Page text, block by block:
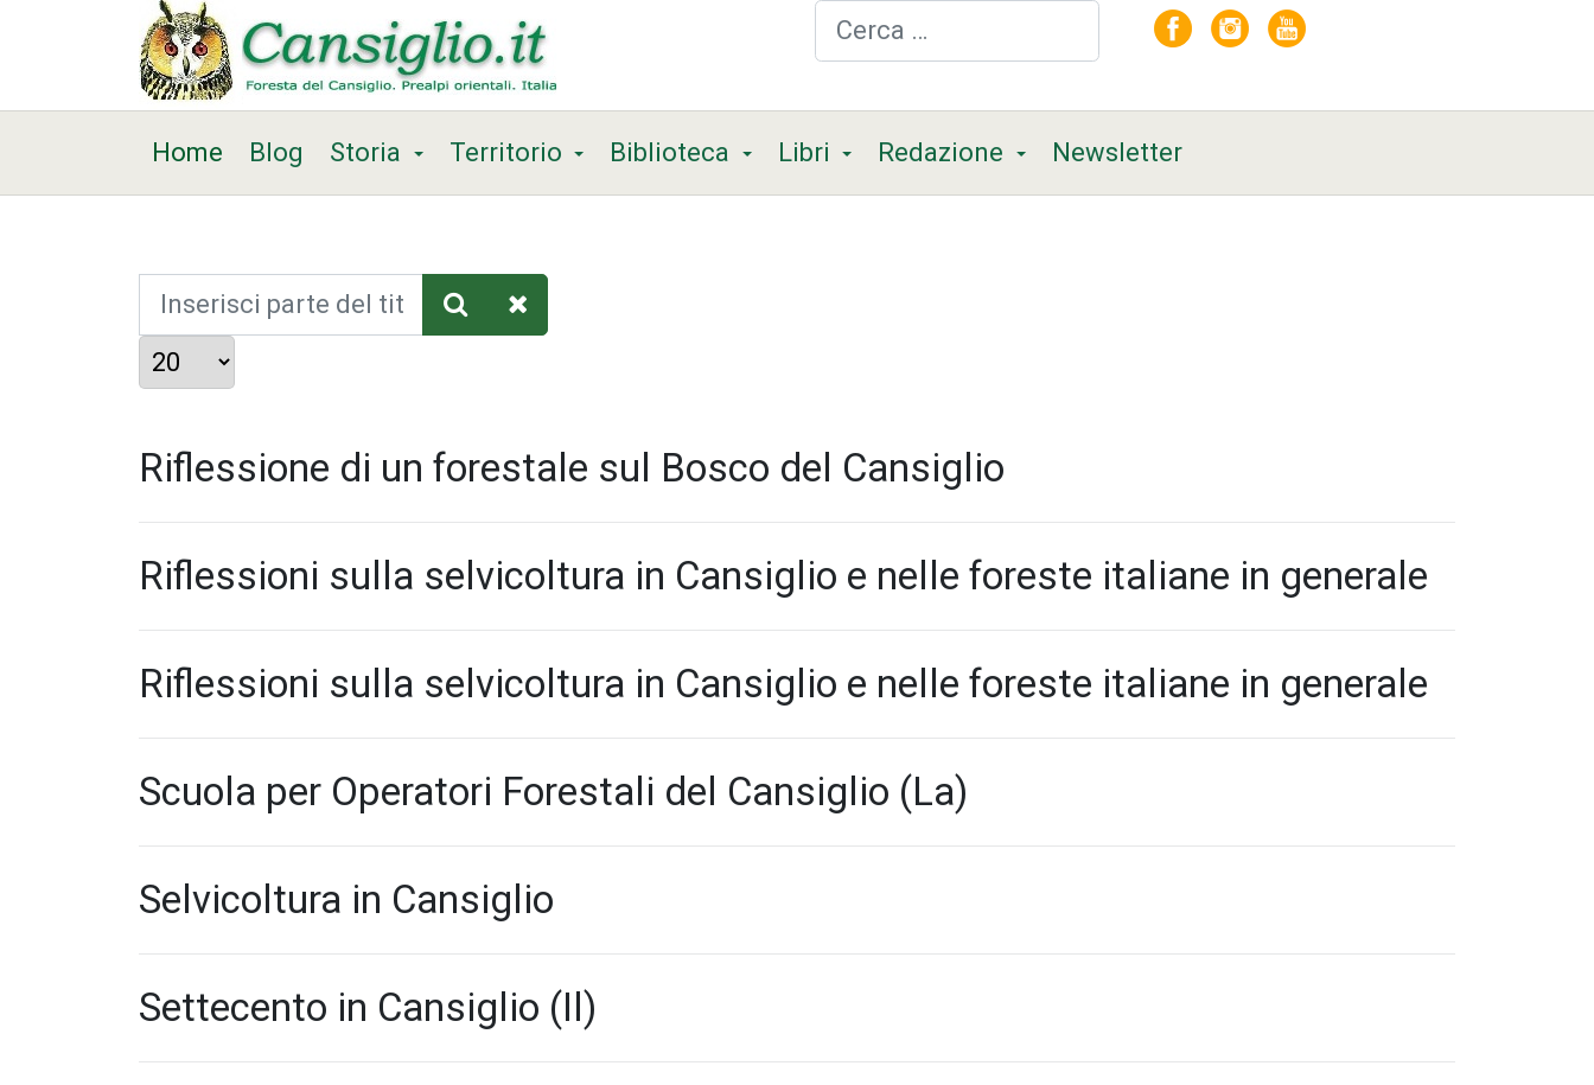
Cerca
Home Blog Storia Territorio Biblioteca Libri Redazione Newsletter
parte del titolo
Visualizza #
Riflessione di un forestale sul Bosco del Cansiglio
Riflessioni sulla selvicoltura in Cansiglio e nelle foreste italiane in generale
Riflessioni sulla selvicoltura in Cansiglio e nelle foreste italiane in generale
Scuola per Operatori Forestali del Cansiglio (La)
Selvicoltura in Cansiglio
Settecento in Cansiglio (Il)